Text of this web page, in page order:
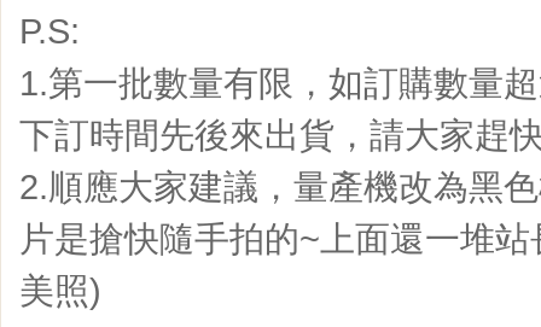
P.S:
1.第一批數量有限，如訂購數量
下訂時間先後來出貨，請大家趕
2.順應大家建議，量產機改為黑
片是搶快隨手拍的~上面還一堆
美照)